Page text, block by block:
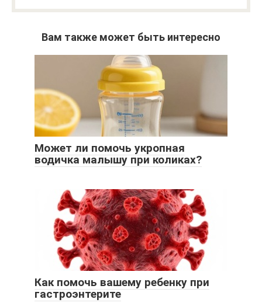
Вам также может быть интересно
Может ли помочь укропная
водичка малышу при коликах?
Как помочь вашему ребенку при
гастроэнтерите